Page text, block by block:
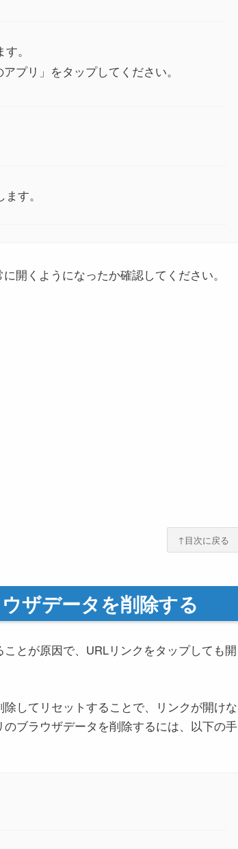
。
プリ」をタップしてください。
す。
開くようになったか確認してください。
↑目次に戻る
ザデータを削除する
とが原因で、URLリンクをタップしても開
してリセットすることで、リンクが開けな
ブラウザデータを削除するには、以下の手